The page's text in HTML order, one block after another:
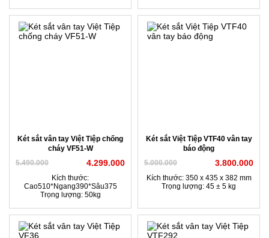
Két sắt vân tay Việt Tiệp chống
cháy VF51-W
5.490.000
4.299.000
Kích thước:
Cao510*Ngang390*Sâu375
Trọng lượng: 50kg
Két sắt Việt Tiệp VTF40 vân tay
báo động
5.000.000
3.800.000
Kích thước: 350 x 435 x 382 mm
Trọng lượng: 45 ± 5 kg